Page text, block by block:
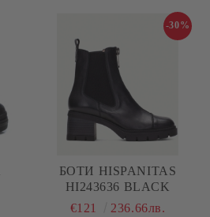
БОТИ HISPANITAS
HI243636 BLACK
-30%
€121 236.66лв.